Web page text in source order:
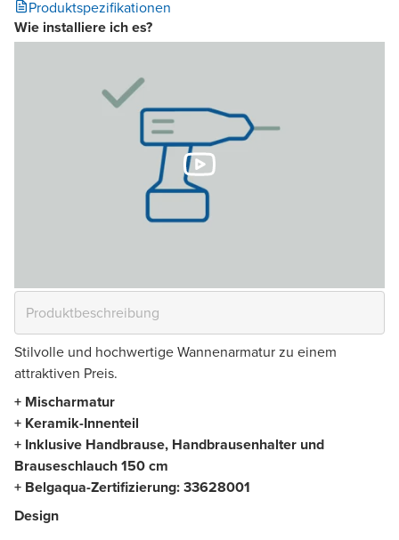
Produktspezifikationen
Wie installiere ich es?
Stilvolle und hochwertige Wannenarmatur zu einem
attraktiven Preis.
+ Mischarmatur
+ Keramik-Innenteil
+ Inklusive Handbrause, Handbrausenhalter und
Brauseschlauch 150 cm
+ Belgaqua-Zertifizierung:33628001
Design